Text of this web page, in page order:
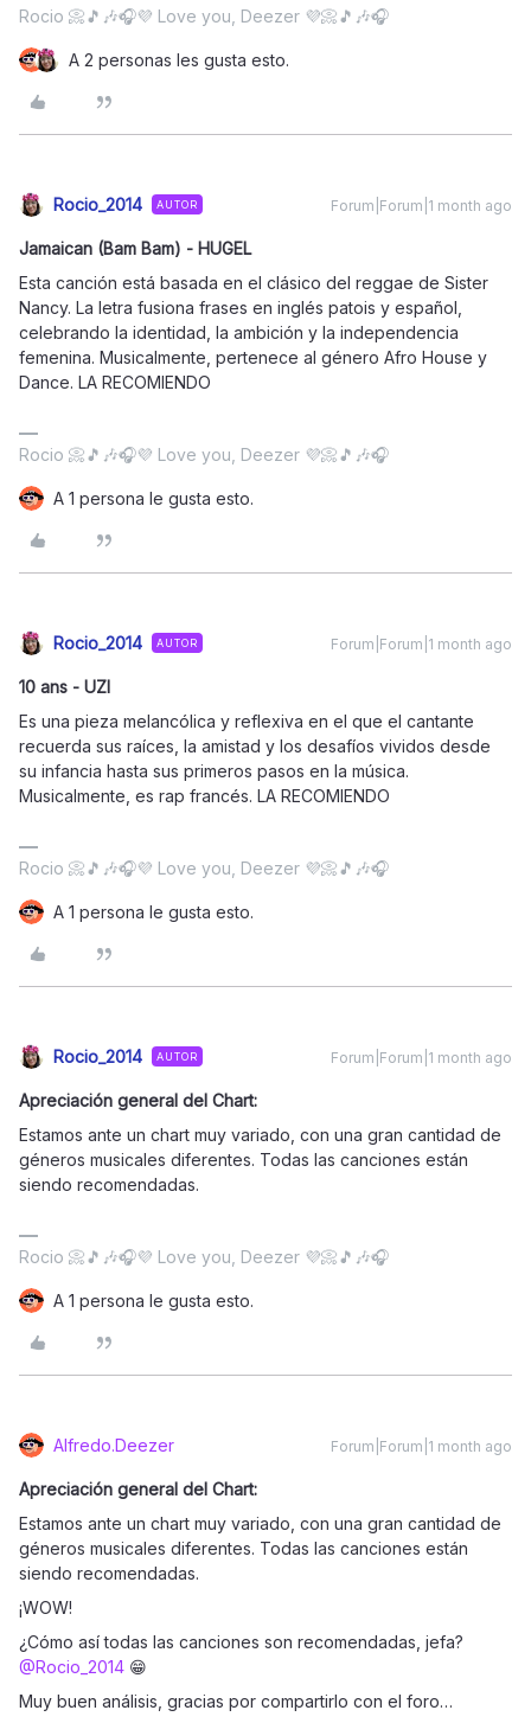
Rocio 📀🎵🎶🎧💜 Love you, Deezer 💜📀🎵🎶🎧
A 2 personas les gusta esto.
Rocio_2014 AUTOR Forum|Forum|1 month ago
Jamaican (Bam Bam) - HUGEL
Esta canción está basada en el clásico del reggae de Sister
Nancy. La letra fusiona frases en inglés patois y español,
celebrando la identidad, la ambición y la independencia
femenina. Musicalmente, pertenece al género Afro House y
Dance. LA RECOMIENDO
Rocio 📀🎵🎶🎧💜 Love you, Deezer 💜📀🎵🎶🎧
A 1 persona le gusta esto.
Rocio_2014 AUTOR Forum|Forum|1 month ago
10 ans - UZI
Es una pieza melancólica y reflexiva en el que el cantante
recuerda sus raíces, la amistad y los desafíos vividos desde
su infancia hasta sus primeros pasos en la música.
Musicalmente, es rap francés. LA RECOMIENDO
Rocio 📀🎵🎶🎧💜 Love you, Deezer 💜📀🎵🎶🎧
A 1 persona le gusta esto.
Rocio_2014 AUTOR Forum|Forum|1 month ago
Apreciación general del Chart:
Estamos ante un chart muy variado, con una gran cantidad de
géneros musicales diferentes. Todas las canciones están
siendo recomendadas.
Rocio 📀🎵🎶🎧💜 Love you, Deezer 💜📀🎵🎶🎧
A 1 persona le gusta esto.
Alfredo.Deezer Forum|Forum|1 month ago
Apreciación general del Chart:
Estamos ante un chart muy variado, con una gran cantidad de
géneros musicales diferentes. Todas las canciones están
siendo recomendadas.
¡WOW!
¿Cómo así todas las canciones son recomendadas, jefa? ​
@Rocio_2014 😁
Muy buen análisis, gracias por compartirlo con el foro…